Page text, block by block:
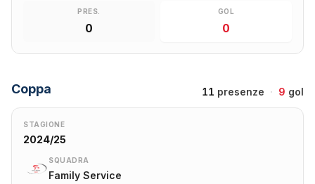
PRES.
0
GOL
0
Coppa 11 presenze · 9 gol
STAGIONE
2024/25
SQUADRA
Family Service